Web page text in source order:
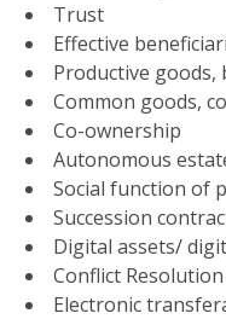
Trust
Effective
Productive
Common goods,
Co-ownership
Autonomous
Social function of
Succession
Digital assets/
Conflict
Electronic